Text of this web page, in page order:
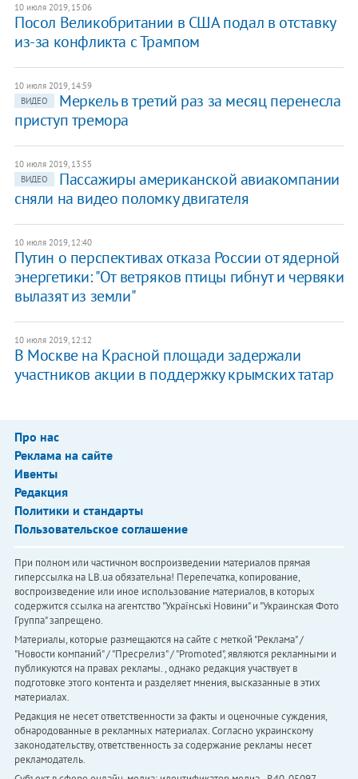
10 июля 2019, 15:06
Посол Великобритании в США подал в отставку
из-за конфликта с Трампом
10 июля 2019, 14:59
ВИДЕО
Меркель в третий раз за месяц перенесла
приступ тремора
10 июля 2019, 13:55
ВИДЕО
Пассажиры американской авиакомпании
сняли на видео поломку двигателя
10 июля 2019, 12:40
Путин о перспективах отказа России от ядерной
энергетики: ​"От ветряков птицы гибнут и червяки
вылазят из земли"
10 июля 2019, 12:12
В Москве на Красной площади задержали
участников акции в поддержку крымских татар
Про нас
Реклама на сайте
Ивенты
Редакция
Политики и стандарты
Пользовательское соглашение
При полном или частичном воспроизведении материалов прямая
гиперссылка на LB.ua обязательна! Перепечатка, копирование,
воспроизведение или иное использование материалов, в которых
содержится ссылка на агентство "Українськi Новини" и "Украинская Фото
Группа" запрещено.
Материалы, которые размещаются на сайте с меткой "Реклама" /
"Новости компаний" / "Пресрелиз" / "Promoted", являются рекламными и
публикуются на правах рекламы. , однако редакция участвует в
подготовке этого контента и разделяет мнения, высказанные в этих
материалах.
Редакция не несет ответственности за факты и оценочные суждения,
обнародованные в рекламных материалах. Согласно украинскому
законодательству, ответственность за содержание рекламы несет
рекламодатель.